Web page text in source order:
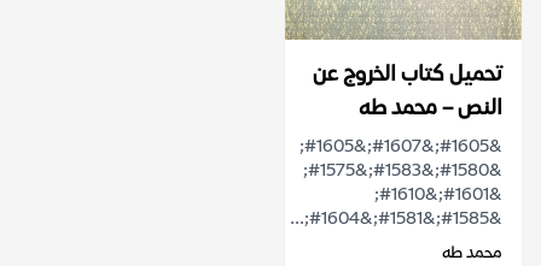
تحميل كتاب الخروج عن
النص – محمد طه
&#1605;&#1607;&#1605;
&#1580;&#1583;&#1575;
&#1601;&#1610;
&#1585;&#1581;&#1604;...
محمد طه